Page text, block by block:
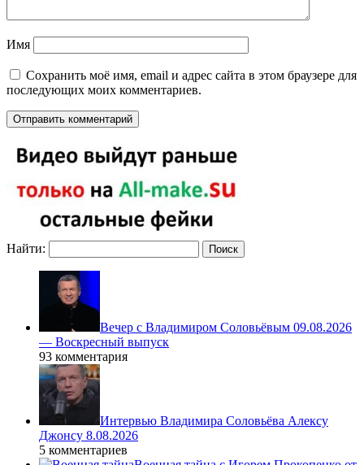
Имя
Сохранить моё имя, email и адрес сайта в этом браузере для
последующих моих комментариев.
Найти:
Вечер с Владимиром Соловьёвым 09.08.2026
— Воскресный выпуск
93 комментария
Интервью Владимира Соловьёва Алексу
Джонсу 8.08.2026
5 комментариев